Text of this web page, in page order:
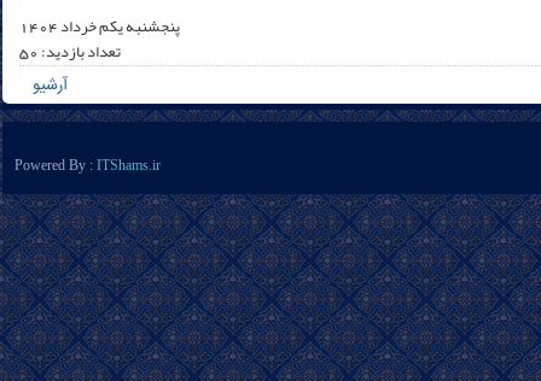
پنجشنبه یکم خرداد 1404
تعداد بازدید: 50
آرشیو
Powered By : ITShams.ir